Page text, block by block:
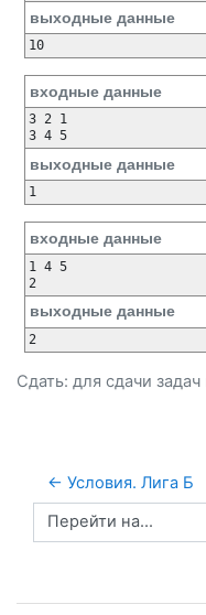
выходные данные
10
входные данные
3 2 1
3 4 5
выходные данные
1
входные данные
1 4 5
2
выходные данные
2
Сдать: для сдачи
← Условия. Лига Б
Перейти на...